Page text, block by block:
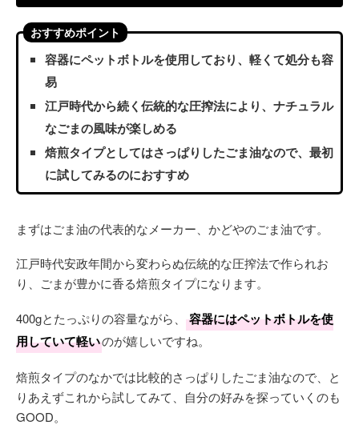
おすすめポイント
容器にペットボトルを使用しており、軽くて処分も容
易
江戸時代から続く伝統的な圧搾法により、ナチュラル
なごまの風味が楽しめる
焙煎タイプとしてはさっぱりしたごま油なので、最初
に試してみるのにおすすめ
まずはごま油の代表的なメーカー、かどやのごま油です。
江戸時代安政年間から変わらぬ伝統的な圧搾法で作られお
り、ごまが豊かに香る焙煎タイプになります。
400gとたっぷりの容量ながら、
容器にはペットボトルを使
用していて軽いのが嬉しいですね。
焙煎タイプのなかでは比較的さっぱりしたごま油なので、と
りあえずこれから試してみて、自分の好みを探っていくのも
GOOD。